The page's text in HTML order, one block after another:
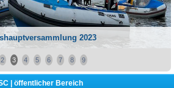
2023
2 3 4 5 6 7 8 9
| öffentlicher Bereich